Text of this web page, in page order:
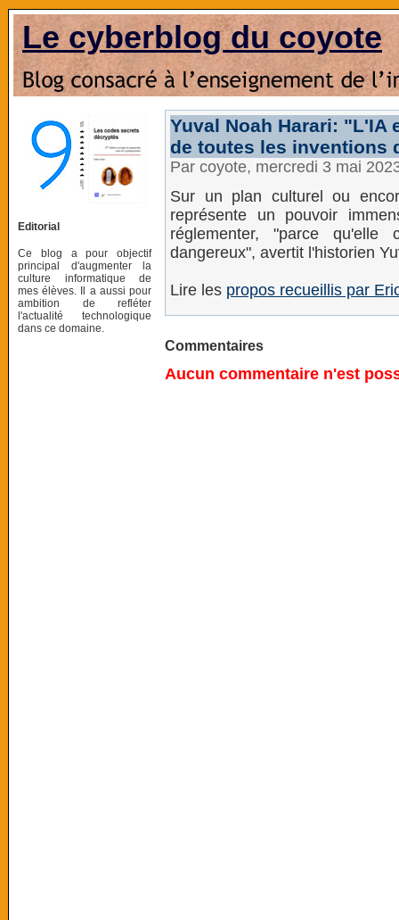
Le cyberblog du coyote
Editorial
Ce blog a pour objectif
principal d'augmenter la
culture informatique de
mes élèves. Il a aussi pour
ambition de refléter
l'actualité technologique
dans ce domaine.
Yuval Noah Harari: "L'IA
de toutes les inventions
Par coyote, mercredi 3 mai
Sur un plan culturel ou
représente un pouvoir
réglementer, "parce qu'elle
dangereux", avertit l'historien
Lire les propos recueillis par
Commentaires
Aucun commentaire n'est